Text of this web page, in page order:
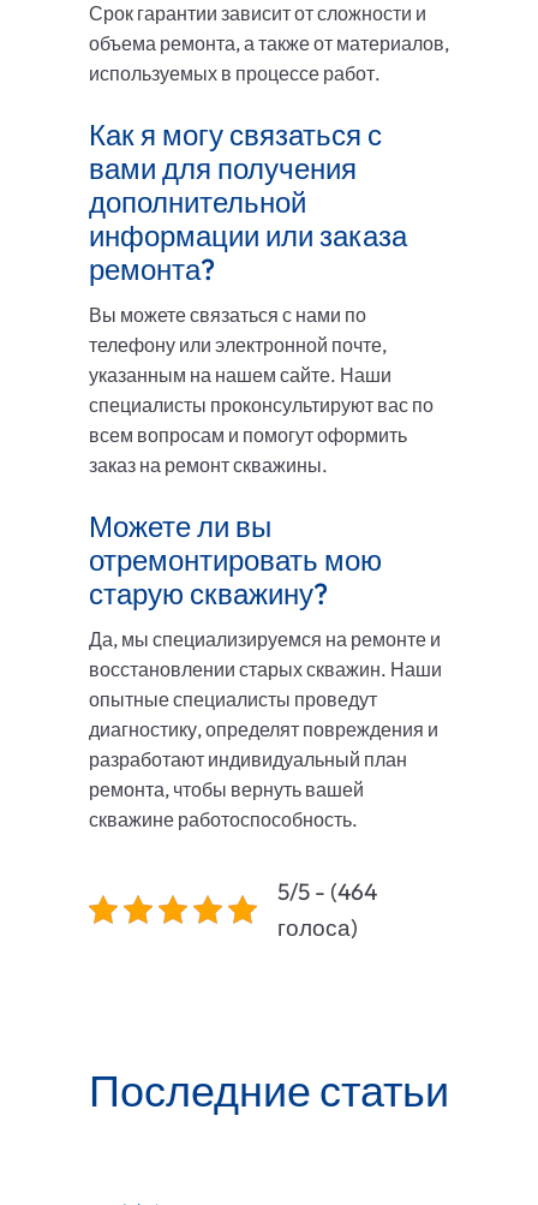
Срок гарантии зависит от сложности и
объема ремонта, а также от материалов,
используемых в процессе работ.
Как я могу связаться с
вами для получения
дополнительной
информации или заказа
ремонта?
Вы можете связаться с нами по
телефону или электронной почте,
указанным на нашем сайте. Наши
специалисты проконсультируют вас по
всем вопросам и помогут оформить
заказ на ремонт скважины.
Можете ли вы
отремонтировать мою
старую скважину?
Да, мы специализируемся на ремонте и
восстановлении старых скважин. Наши
опытные специалисты проведут
диагностику, определят повреждения и
разработают индивидуальный план
ремонта, чтобы вернуть вашей
скважине работоспособность.
5/5 - (464
голоса)
Последние статьи